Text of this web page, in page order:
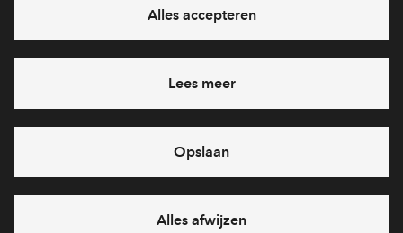
Ja, ik wil mij aanmelden
Heb je een vraag en wil je direct antwoord? Bel ons op088
712 21 05
6 dagen per week beschikbaar (behalve tijdens
feestdagen)
vandaag van 09:00 - 18:00 uur